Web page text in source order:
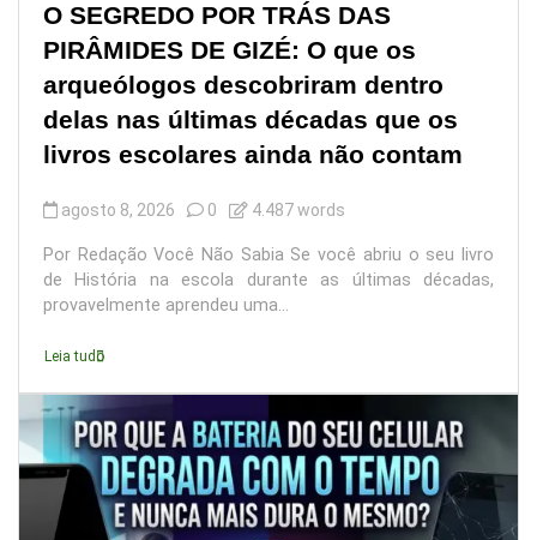
O SEGREDO POR TRÁS DAS
PIRÂMIDES DE GIZÉ: O que os
arqueólogos descobriram dentro
delas nas últimas décadas que os
livros escolares ainda não contam
agosto 8, 2026 0 4.487 words
Por Redação Você Não Sabia Se você abriu o seu livro
de História na escola durante as últimas décadas,
provavelmente aprendeu uma...
Leia tudo